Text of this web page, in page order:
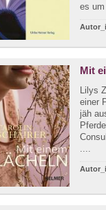
es
Mit
Lilys
einer
jäh